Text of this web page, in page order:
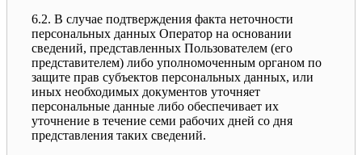
6.2. В случае подтверждения факта неточности
персональных данных Оператор на основании
сведений, представленных Пользователем (его
представителем) либо уполномоченным органом по
защите прав субъектов персональных данных, или
иных необходимых документов уточняет
персональные данные либо обеспечивает их
уточнение в течение семи рабочих дней со дня
представления таких сведений.